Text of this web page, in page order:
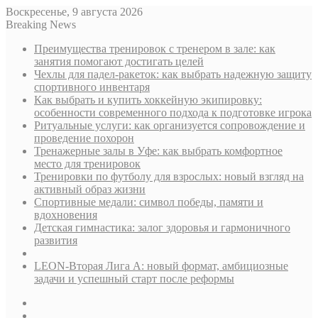
Воскресенье, 9 августа 2026
Breaking News
Преимущества тренировок с тренером в зале: как
занятия помогают достигать целей
Чехлы для падел-ракеток: как выбрать надежную защиту
спортивного инвентаря
Как выбрать и купить хоккейную экипировку:
особенности современного подхода к подготовке игрока
Ритуальные услуги: как организуется сопровождение и
проведение похорон
Тренажерные залы в Уфе: как выбрать комфортное
место для тренировок
Тренировки по футболу для взрослых: новый взгляд на
активный образ жизни
Спортивные медали: символ победы, памяти и
вдохновения
Детская гимнастика: залог здоровья и гармоничного
развития
LEON-Вторая Лига А: новый формат, амбициозные
задачи и успешный старт после реформы